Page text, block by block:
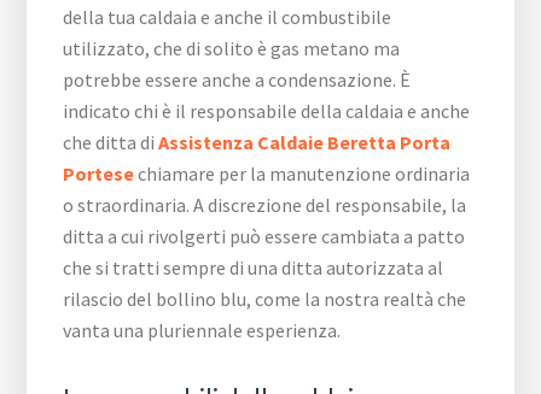
della tua caldaia e anche il combustibile
utilizzato, che di solito è gas metano ma
potrebbe essere anche a condensazione. È
indicato chi è il responsabile della caldaia e anche
che ditta diAssistenza Caldaie Beretta Porta
Portesechiamare per la manutenzione ordinaria
o straordinaria. A discrezione del responsabile, la
ditta a cui rivolgerti può essere cambiata a patto
che si tratti sempre di una ditta autorizzata al
rilascio del bollino blu, come la nostra realtà che
vanta una pluriennale esperienza.